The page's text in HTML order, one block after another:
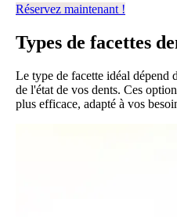
Réservez maintenant !
Types de facettes
Le type de facette idéal dépend
de l'état de vos dents. Ces
plus efficace, adapté à vos